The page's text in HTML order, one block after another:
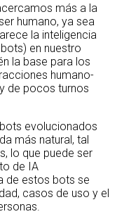
más a la
humano, ya sea
la inteligencia
en nuestro
la base para los
humano-
de pocos turnos
evolucionados
más natural, tal
lo que puede ser
de IA
de estos bots se
casos de uso y el